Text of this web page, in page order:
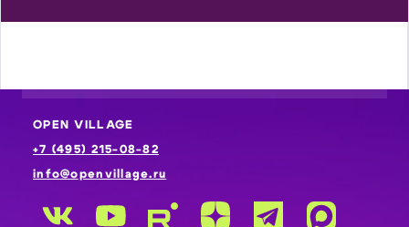
OPEN VILLAGE
+7 (495) 215-08-82
info@openvillage.ru